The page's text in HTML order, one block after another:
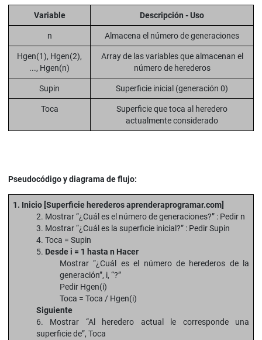
Variable Descripción - Uso
n Almacena el número de generaciones
Hgen(1), Hgen(2),
..., Hgen(n)
Array de las variables que almacenan el
número de herederos
Supin Superficie inicial (generación 0)
Toca
Superficie que toca al heredero
actualmente considerado
Pseudocódigo y diagrama de flujo:
1. Inicio [Superficie herederos aprenderaprogramar.com]
2. Mostrar “¿Cuál es el número de generaciones?” : Pedir n
3. Mostrar “¿Cuál es la superficie inicial?” : Pedir Supin
4. Toca = Supin
5. Desde i = 1 hasta n Hacer
Mostrar “¿Cuál es el número de herederos de la
generación”, i, “?”
Pedir Hgen(i)
Toca = Toca / Hgen(i)
Siguiente
6. Mostrar “Al heredero actual le corresponde una
superficie de”, Toca